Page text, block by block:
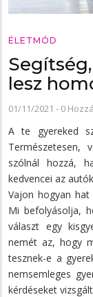
ÉLETMÓD
lesz
01/11/2021 - 0
A te gyereked
szólnál hozzá,
kedvencei az
Vajon hogyan
Mi befolyásolja,
választ egy
nemét az, hogy
tesznek-e a
nemsemleges
kérdéseket